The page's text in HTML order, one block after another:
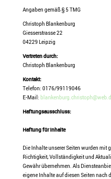
Angaben gemäß § 5 TMG
Christoph Blankenburg
Giesserstrasse 22
04229 Leipzig
Vertreten durch:
Christoph Blankenburg
Kontakt:
Telefon: 0176/99119046
E-Mail:
Haftungsausschluss:
Haftung für Inhalte
Die Inhalte unserer Seiten wurden mit
Richtigkeit, Vollständigkeit und
Gewähr übernehmen. Als
eigene Inhalte auf diesen Seiten nach